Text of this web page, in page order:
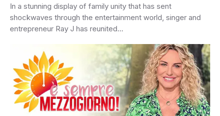
In a stunning display of family unity that has sent
shockwaves through the entertainment world, singer and
entrepreneur Ray J has reunited…